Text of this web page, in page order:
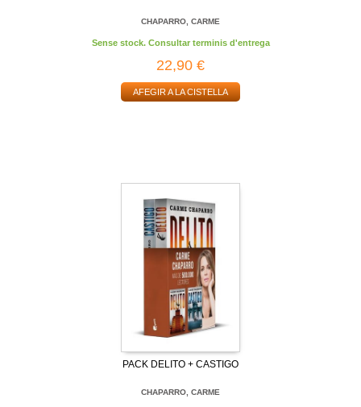
CHAPARRO, CARME
Sense stock. Consultar terminis d'entrega
22,90 €
AFEGIR A LA CISTELLA
PACK DELITO + CASTIGO
CHAPARRO, CARME